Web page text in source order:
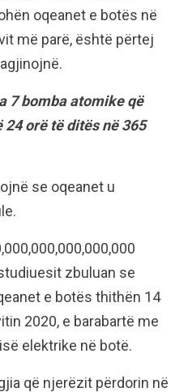
oqeanet e botës në
më parë, është përtej
7 bomba atomike që
orë të ditës në 365
se oqeanet u
zbuluan se
e botës thithën 14
2020, e barabartë me
elektrike në botë.
që njerëzit përdorin në